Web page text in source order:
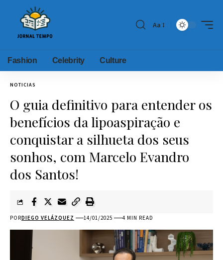
Aa
Fashion Celebrity Culture
NOTICIAS
O guia definitivo para entender os
benefícios da lipoaspiração e
conquistar a silhueta dos seus
sonhos, com Marcelo Evandro
dos Santos!
PORDIEGO VELÁZQUEZ 14/01/2025 4 MIN READ